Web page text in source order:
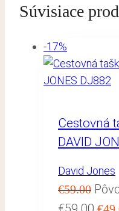
Súvisiace
-17%
Cestovná
DAVID
David Jones
€59.00